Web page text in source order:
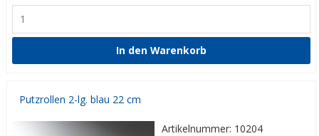
Putzrollen 2-lg. blau 22 cm
Artikelnummer: 10204